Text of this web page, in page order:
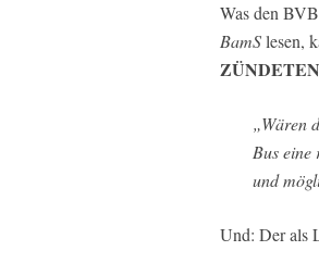
Was den
BamSlesen,
„Wären
Bus eine
und
Und: Der als